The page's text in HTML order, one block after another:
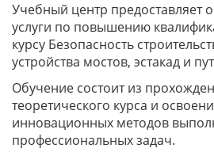
Учебный центр предоставляет
услуги по повышению
курсу Безопасность
устройства мостов, эстакад и
Обучение состоит из
теоретического курса и
инновационных методов
профессиональных задач.